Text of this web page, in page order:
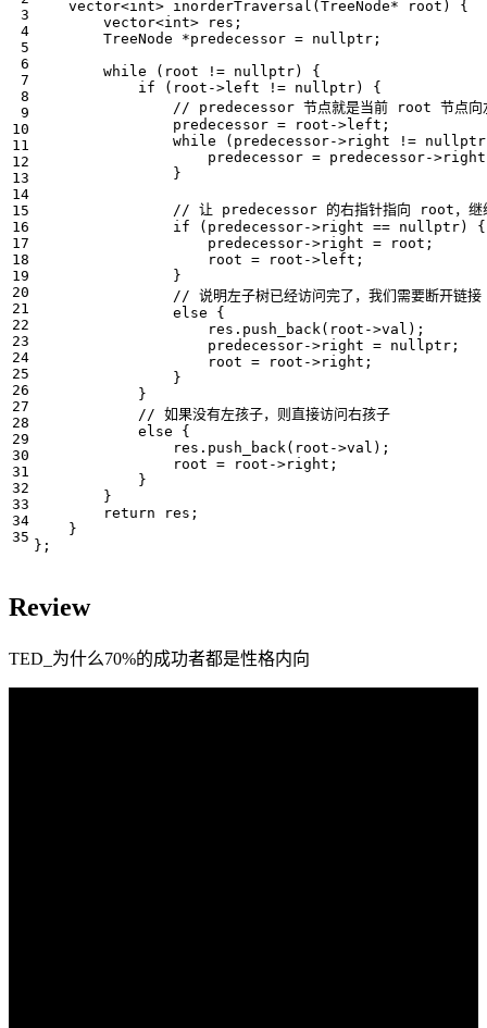
vector<int> inorderTraversal ( TreeNode* root )
{
vector<int> res ;
TreeNode
*predecessor = nullptr ;
while
( root != nullptr)
{
if
( root ->left != nullptr) {
predecessor = root ->left ;
while
( predecessor->right != nullptr
predecessor = predecessor->right
}
if ( predecessor->right == nullptr)
{
predecessor->right = root ;
root = root ->left ;
}
else
{
res . push_back ( root ->val );
predecessor->right = nullptr ;
root = root ->right ;
}
}
else
{
res . push_back ( root ->val );
root = root ->right ;
}
}
return
res ;
}
};
Review
TED_为什么70%的成功者都是性格内向